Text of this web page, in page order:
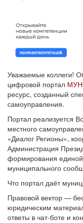
Уважаемые коллеги!
цифровой портал
ресурс, созданный
самоуправления.
Портал реализуется
местного
«Диалог Регионы»,
Администрация
формирования
муниципального
Что портал даёт
Правовой вектор —
юридическим
ответы в чат-боте и